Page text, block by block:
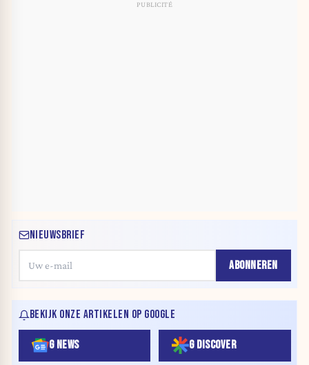
NIEUWSBRIEF
ABONNEREN
BEKIJK ONZE ARTIKELEN OP GOOGLE
G NEWS G DISCOVER